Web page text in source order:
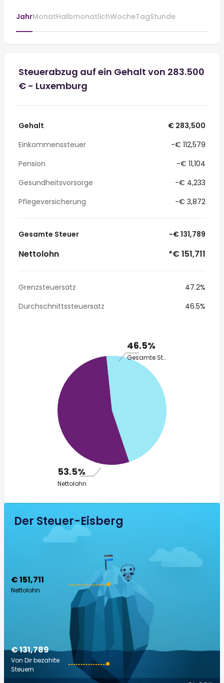
JahrMonatHalbmonatlichWocheTagStunde
Steuerabzug auf ein Gehalt von 283.500
€ - Luxemburg
Gehalt
€ 283,500
Einkommenssteuer
-€ 112,579
Pension
-€ 11,104
Gesundheitsvorsorge
-€ 4,233
Pflegeversicherung
-€ 3,872
Gesamte Steuer -€ 131,789
Nettolohn *€ 151,711
Grenzsteuersatz
47.2%
Durchschnittssteuersatz
46.5%
46.5%
Gesamte Steuer
53.5%
Nettolohn
Der Steuer-Eisberg
€ 151,711
Nettolohn
€ 131,789
Von Dir bezahlte
Steuern